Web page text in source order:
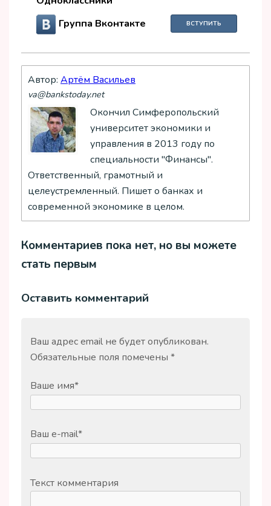
Группа Вконтакте ВСТУПИТЬ
Автор: Артём Васильев
va@bankstoday.net
Окончил Симферопольский
университет экономики и
управления в 2013 году по
специальности "Финансы".
Ответственный, грамотный и
целеустремленный. Пишет о банках и
современной экономике в целом.
Комментариев пока нет, но вы можете
стать первым
Оставить комментарий
Ваш адрес email не будет опубликован.
Обязательные поля помечены *
Ваше имя*
Ваш e-mail*
Текст комментария